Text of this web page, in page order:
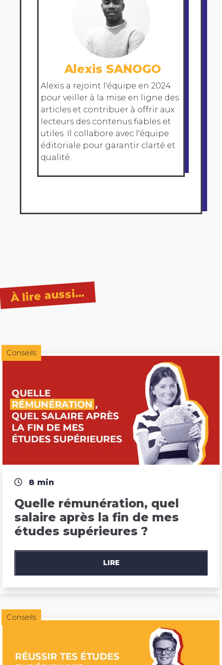
Alexis SANOGO
Alexis a rejoint l'équipe en 2024
pour veiller à la mise en ligne des
articles et contribuer à offrir aux
lecteurs des contenus fiables et
utiles. Il collabore avec l'équipe
éditoriale pour garantir clarté et
qualité.
À lire aussi…
Conseils
8 min
Quelle rémunération, quel
salaire après la fin de mes
études supérieures ?
LIRE
Conseils